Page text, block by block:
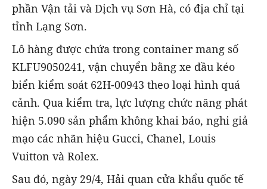
phần Vận tải và Dịch vụ Sơn Hà, có địa chỉ tại
tỉnh Lạng Sơn.
Lô hàng được chứa trong container mang số
KLFU9050241, vận chuyển bằng xe đầu kéo
biển kiểm soát 62H-00943 theo loại hình quá
cảnh. Qua kiểm tra, lực lượng chức năng phát
hiện 5.090 sản phẩm không khai báo, nghi giả
mạo các nhãn hiệu Gucci, Chanel, Louis
Vuitton và Rolex.
Sau đó, ngày 29/4, Hải quan cửa khẩu quốc tế